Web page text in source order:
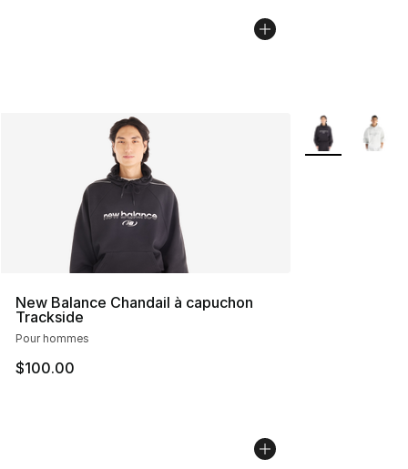
New Balance Chandail à capuchon
Trackside
Pour hommes
$100.00
Plus de